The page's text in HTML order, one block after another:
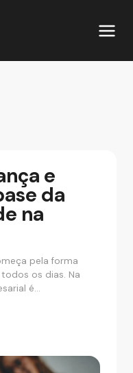
e
da
na
pela forma
os dias. Na
é…